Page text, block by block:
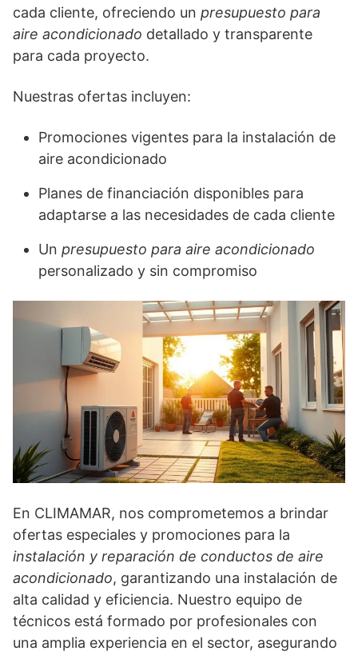
cada cliente, ofreciendo un presupuesto para
aire acondicionado detallado y transparente
para cada proyecto.
Nuestras ofertas incluyen:
Promociones vigentes para la instalación de
aire acondicionado
Planes de financiación disponibles para
adaptarse a las necesidades de cada cliente
Un presupuesto para aire acondicionado
personalizado y sin compromiso
En CLIMAMAR, nos comprometemos a brindar
ofertas especiales y promociones para la
instalación y reparación de conductos de aire
acondicionado, garantizando una instalación de
alta calidad y eficiencia. Nuestro equipo de
técnicos está formado por profesionales con
una amplia experiencia en el sector, asegurando